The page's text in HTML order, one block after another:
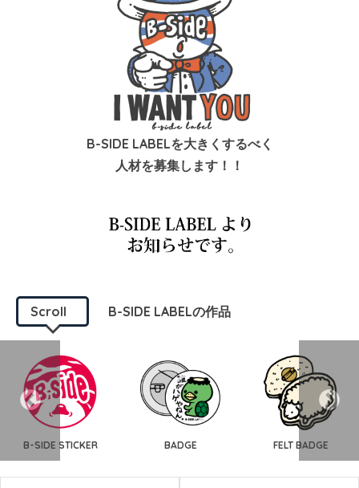
B-SIDE LABELを大きくするべく
人材を募集します！！
Scroll B-SIDE LABELの作品
B-SIDE STICKER BADGE FELT BADGE